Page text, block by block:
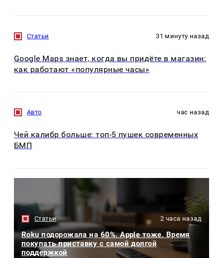
Статьи 31 минуту назад
Google Maps знает, когда вы придёте в магазин:
как работают «популярные часы»
Авто час назад
Чей калибр больше: топ-5 пушек современных
БМП
Статьи 2 часа назад
Roku подорожала на 60%, Apple тоже. Время
покупать приставку с самой долгой
поддержкой